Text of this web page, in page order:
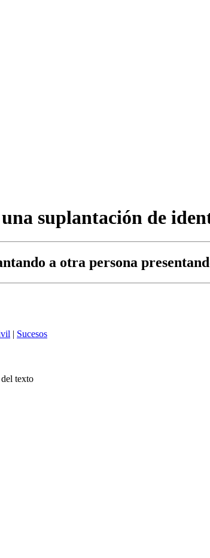
suplantación de
a otra persona
| Sucesos